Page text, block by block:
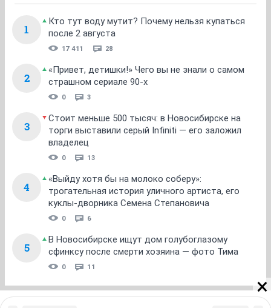
1
Кто тут воду мутит? Почему нельзя купаться
после 2 августа
17 411 28
2
«Привет, детишки!» Чего вы не знали о самом
страшном сериале 90-х
0 3
3
Стоит меньше 500 тысяч: в Новосибирске на
торги выставили серый Infiniti — его заложил
владелец
0 13
4
«Выйду хотя бы на молоко соберу»:
трогательная история уличного артиста, его
куклы-дворника Семена Степановича
0 6
5
В Новосибирске ищут дом голубоглазому
сфинксу после смерти хозяина — фото Тима
0 11